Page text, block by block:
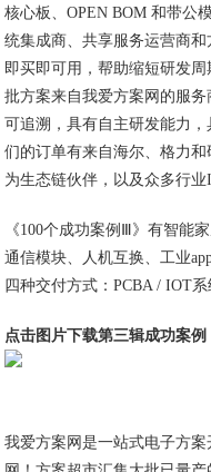
核心板、OPEN BOM 和带公
统集成商、共享服务运营商
即买即可用，帮助缩短研发
批方案来自我爱方案网的服
可追溯，具有自主研发能力
们的订单有来自海尔、格力
为生态链伙伴，以及众多行业
《100个成功案例Ⅲ》有智能
通信模块、人机互换、工业
四种交付方式：PCBA / IOT系
点击图片下载第三辑成功案例
我爱方案网是一站式电子方